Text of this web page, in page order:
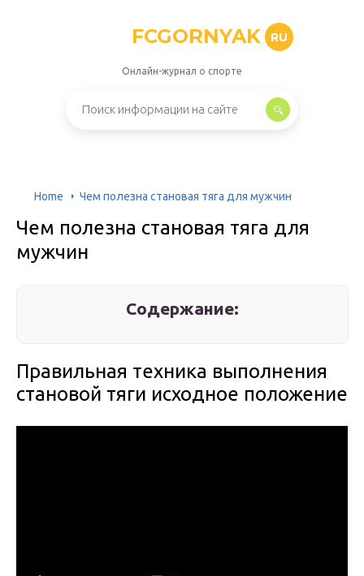
FCGORNYAK RU
Онлайн-журнал о спорте
Home Чем полезна становая тяга для мужчин
Чем полезна становая тяга для
мужчин
Содержание:
Правильная техника выполнения
становой тяги исходное положение